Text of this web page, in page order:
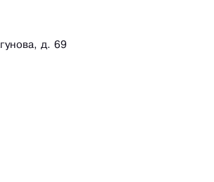
производственную базу.
д. 69